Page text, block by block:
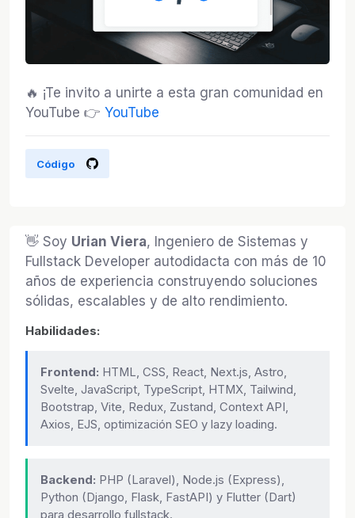
🔥 ¡Te invito a unirte a esta gran comunidad en
YouTube 👉 YouTube
Código
👋 Soy Urian Viera, Ingeniero de Sistemas y
Fullstack Developer autodidacta con más de 10
años de experiencia construyendo soluciones
sólidas, escalables y de alto rendimiento.
Habilidades:
Frontend: HTML, CSS, React, Next.js, Astro,
Svelte, JavaScript, TypeScript, HTMX, Tailwind,
Bootstrap, Vite, Redux, Zustand, Context API,
Axios, EJS, optimización SEO y lazy loading.
Backend: PHP (Laravel), Node.js (Express),
Python (Django, Flask, FastAPI) y Flutter (Dart)
para desarrollo fullstack.